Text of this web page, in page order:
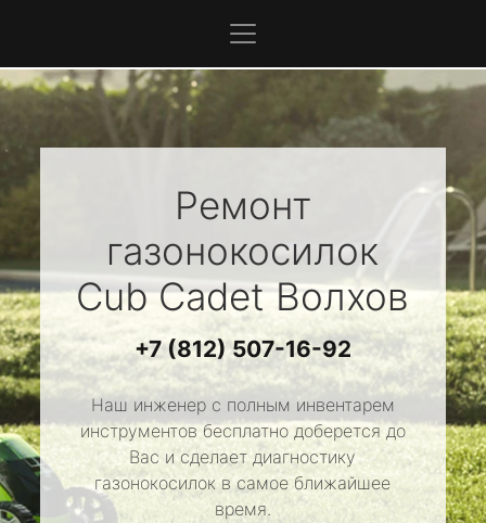
Ремонт
газонокосилок
Cub CadetВолхов
+7 (812) 507-16-92
Наш инженер с полным инвентарем
инструментов бесплатно доберется до
Вас и сделает диагностику
газонокосилок в самое ближайшее
время.